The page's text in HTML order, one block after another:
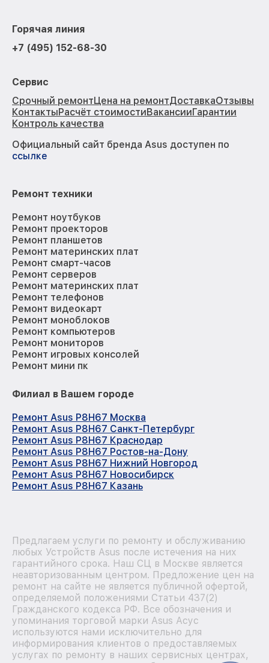
Горячая линия
+7 (495) 152-68-30
Сервис
Срочный ремонтЦена на ремонтДоставкаОтзывы
КонтактыРасчёт стоимостиВакансииГарантии
Контроль качества
Официальный сайт бренда Asus доступен по
ссылке
Ремонт техники
Ремонт ноутбуков
Ремонт проекторов
Ремонт планшетов
Ремонт материнских плат
Ремонт смарт-часов
Ремонт серверов
Ремонт материнских плат
Ремонт телефонов
Ремонт видеокарт
Ремонт моноблоков
Ремонт компьютеров
Ремонт мониторов
Ремонт игровых консолей
Ремонт мини пк
Филиал в Вашем городе
Ремонт Asus P8H67 Москва
Ремонт Asus P8H67 Санкт-Петербург
Ремонт Asus P8H67 Краснодар
Ремонт Asus P8H67 Ростов-на-Дону
Ремонт Asus P8H67 Нижний Новгород
Ремонт Asus P8H67 Новосибирск
Ремонт Asus P8H67 Казань
Предлагаем услуги по ремонту и обслуживанию
любых Устройств Asus после истечения на них
гарантийного срока. Наш СЦ в Москве является
неавторизованным центром. Предложение цен на
ремонт на сайте не является публичной офертой,
определяемой положениями Статьи 437(2)
Гражданского кодекса РФ. Все обозначения и
упоминания торговой марки Asus Асус
используются нами исключительно для
информирования клиентов о предоставляемых
услугах по ремонту в наших сервисных центрах,